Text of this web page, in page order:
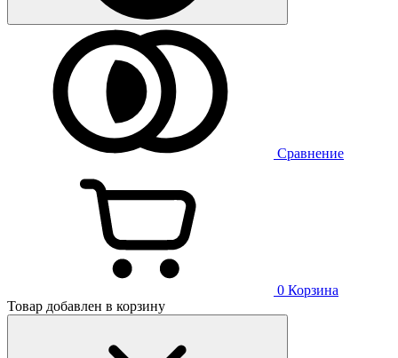
Сравнение
0 Корзина
Товар добавлен в корзину